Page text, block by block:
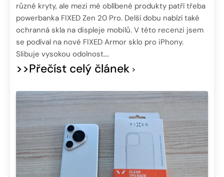
různé kryty, ale mezi mé oblíbené produkty patří třeba
powerbanka FIXED Zen 20 Pro. Delší dobu nabízí také
ochranná skla na displeje mobilů. V této recenzi jsem
se podíval na nové FIXED Armor sklo pro iPhony.
Slibuje vysokou odolnost….
>>Přečíst celý článek